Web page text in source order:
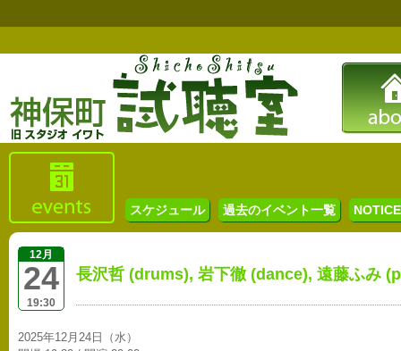
スケジュール 過去のイベント一覧
12月
24
19:30
長沢哲 (drums), 岩下徹 (dance), 遠藤ふみ
2025年12月24日（水）